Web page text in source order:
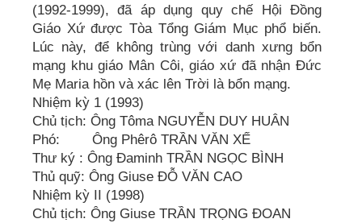
(1992-1999), đã áp dụng quy chế Hội Đồng
Giáo Xứ được Tòa Tổng Giám Mục phổ biến.
Lúc này, để không trùng với danh xưng bổn
mạng khu giáo Mân Côi, giáo xứ đã nhận Đức
Mẹ Maria hồn và xác lên Trời là bổn mạng.
Nhiệm kỳ 1 (1993)
Chủ tịch: Ông Tôma NGUYỄN DUY HUÂN
Phó: Ông Phêrô TRẦN VĂN XẾ
Thư ký : Ông Đaminh TRẦN NGỌC BÌNH
Thủ quỹ: Ông Giuse ĐỖ VĂN CAO
Nhiệm kỳ II (1998)
Chủ tịch: Ông Giuse TRẦN TRỌNG ĐOAN